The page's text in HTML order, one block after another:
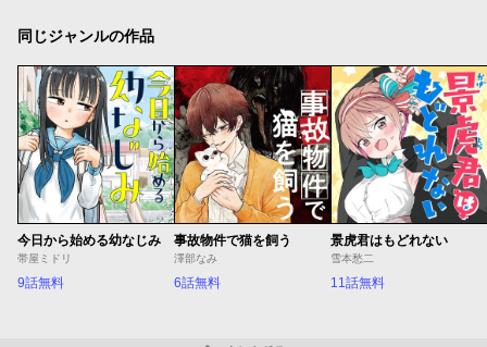
同じジャンルの作品
今日から始める幼なじみ
帯屋ミドリ
9話無料
事故物件で猫を飼う
澤部なみ
6話無料
景虎君はもどれない
雪本愁二
11話無料